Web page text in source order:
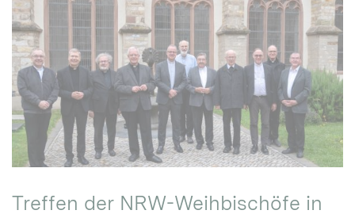
Treffen der NRW-Weihbischöfe in